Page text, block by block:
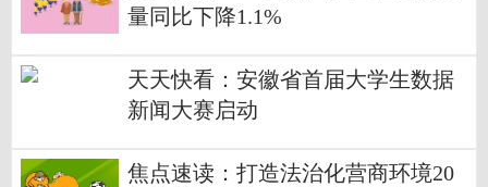
量同比下降1.1%
天天快看：安徽省首届大学生数据
新闻大赛启动
焦点速读：打造法治化营商环境20